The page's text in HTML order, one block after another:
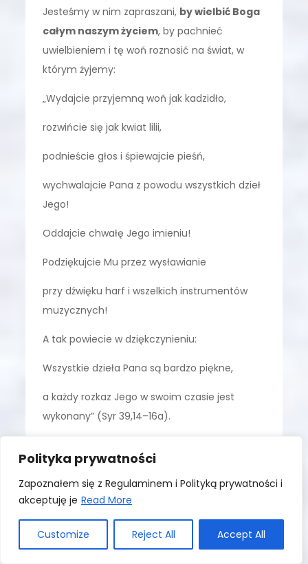
Polityka prywatności
Zapoznałem się z Regulaminem i Polityką prywatności i
akceptuję je Read More
Customize Reject All Accept All
Jesteśmy w nim zapraszani, by wielbić Boga
całym naszym życiem, by pachnieć
uwielbieniem i tę woń roznosić na świat, w
którym żyjemy:
„Wydajcie przyjemną woń jak kadzidło,
rozwińcie się jak kwiat lilii,
podnieście głos i śpiewajcie pieśń,
wychwalajcie Pana z powodu wszystkich dzieł
Jego!
Oddajcie chwałę Jego imieniu!
Podziękujcie Mu przez wysławianie
przy dźwięku harf i wszelkich instrumentów
muzycznych!
A tak powiecie w dziękczynieniu:
Wszystkie dzieła Pana są bardzo piękne,
a każdy rozkaz Jego w swoim czasie jest
wykonany” (Syr 39,14–16a).
Komentarz do słowa
Konferencja cz.2
ŚWIĘTOŚĆ KOŚCIOŁA
04.05.2021